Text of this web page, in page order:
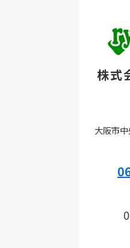
株式
大阪市